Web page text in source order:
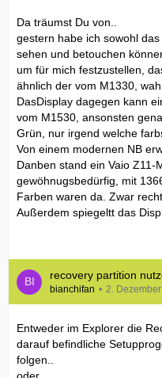
Da träumst Du von..
gestern habe ich sowohl
sehen und betouchen
um für mich festzustellen,
ähnlich der vom M1330,
DasDisplay dagegen kann
vom M1530, ansonsten
Grün, nur irgend welche
Von einem modernen NB
Danben stand ein Vaio Z11-
gewöhnugsbedürfig, mit
Farben waren da. Zwar
Außerdem spiegeltt das
recovery partition
bianchifan 2.
Entweder im Explorer die
darauf befindliche
folgen..